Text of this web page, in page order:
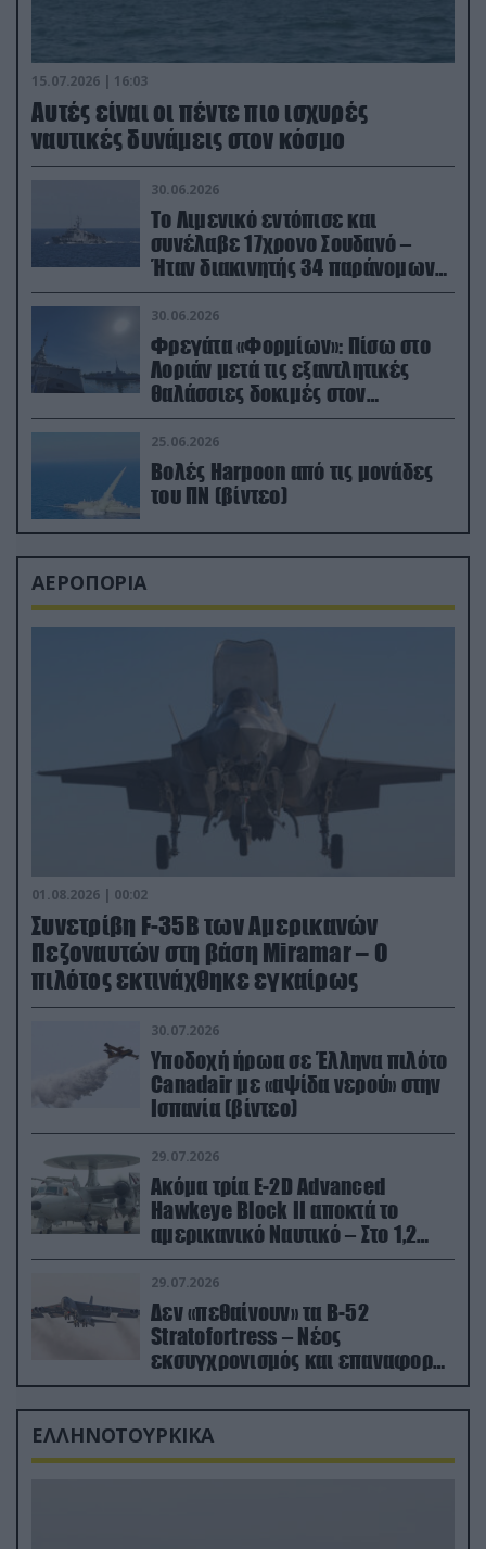
15.07.2026 | 16:03
Aυτές είναι οι πέντε πιο ισχυρές
ναυτικές δυνάμεις στον κόσμο
30.06.2026
Το Λιμενικό εντόπισε και
συνέλαβε 17χρονο Σουδανό –
Ήταν διακινητής 34 παράνομων
μεταναστών
30.06.2026
Φρεγάτα «Φορμίων»: Πίσω στο
Λοριάν μετά τις εξαντλητικές
θαλάσσιες δοκιμές στον
απαιτητικό Βισκαϊκό
25.06.2026
Βολές Harpoon από τις μονάδες
του ΠΝ (βίντεο)
ΑΕΡΟΠΟΡΙΑ
01.08.2026 | 00:02
Συνετρίβη F-35B των Αμερικανών
Πεζοναυτών στη βάση Miramar – Ο
πιλότος εκτινάχθηκε εγκαίρως
30.07.2026
Υποδοχή ήρωα σε Έλληνα πιλότο
Canadair με «αψίδα νερού» στην
Ισπανία (βίντεο)
29.07.2026
Ακόμα τρία E-2D Advanced
Hawkeye Block II αποκτά το
αμερικανικό Ναυτικό – Στο 1,2
δισ.δολάρια το κόστος
29.07.2026
Δεν «πεθαίνουν» τα Β-52
Stratofortress – Νέος
εκσυγχρονισμός και επαναφορά
από τα «νεκροταφεία»
ΕΛΛΗΝΟΤΟΥΡΚΙΚΑ